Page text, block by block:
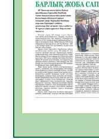
06.08.2026
ЖАРҚЫН
МӘЖІЛІС ӨТТІ
05.08.2026
Қазақстан